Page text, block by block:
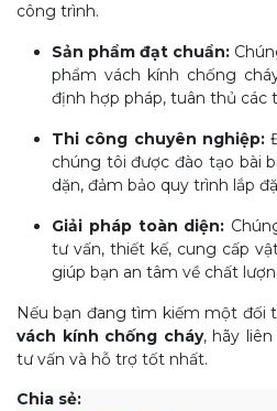
công trình.
Sản phẩm đạt chuẩn:
phẩm vách kính chống
định hợp pháp, tuân thủ các
Thi công chuyên nghiệp:
chúng tôi được đào tạo bài
dặn, đảm bảo quy trình lắp
Giải pháp toàn diện:
tư vấn, thiết kế, cung cấp
giúp bạn an tâm về chất
Nếu bạn đang tìm kiếm một đối
vách kính chống cháy, hãy
tư vấn và hỗ trợ tốt nhất.
Chia sẻ: